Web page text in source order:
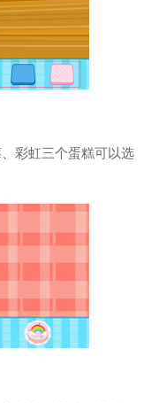
彩虹三个蛋糕可以选